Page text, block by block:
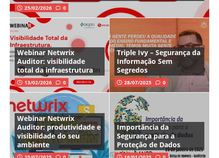
25/02/2026 0
Webinar Netwrix
Auditor: visibilidade
total da infraestrutura
13/02/2026 0
Triple Ivy – Segurança da
Informação Sem
Segredos
28/07/2025 0
Webinar Netwrix
Auditor: produtividade e
visibilidade do seu
ambiente
Importância da
Segurança para a
Proteção de Dados